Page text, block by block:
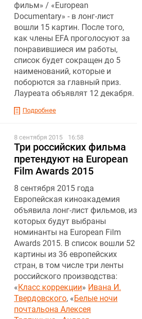
фильм» / «European
Documentary» - в лонг-лист
вошли 15 картин. После того,
как члены EFA проголосуют за
понравившиеся им работы,
список будет сокращен до 5
наименований, которые и
поборются за главный приз.
Лауреата объявлят 12 декабря.
Подробнее
8 сентября 2015 16:58
Три российских фильма
претендуют на European
Film Awards 2015
8 сентября 2015 года
Европейская киноакадемия
объявила лонг-лист фильмов, из
которых будут выбраны
номинанты на European Film
Awards 2015. В список вошли 52
картины из 36 европейских
стран, в том числе три ленты
российского производства:
«Класс коррекции» Ивана И.
Твердовского, «Белые ночи
почтальона Алексея